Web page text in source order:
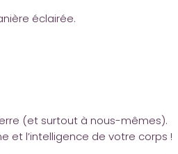
éclairée.
(et surtout à nous-mêmes).
et l’intelligence de votre corps !